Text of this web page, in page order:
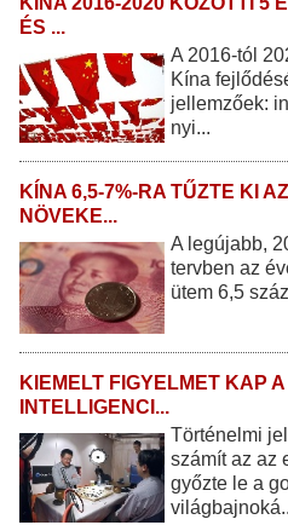
ÉS ...
A 2016-tól
Kína
jellemzőek:
nyi...
KÍNA 6,5-7%-RA TŰZTE KI
NÖVEKE...
A legújabb,
tervben az
ütem 6,5
KIEMELT FIGYELMET KAP
INTELLIGENCI...
Történelmi
számít az az
győzte le a